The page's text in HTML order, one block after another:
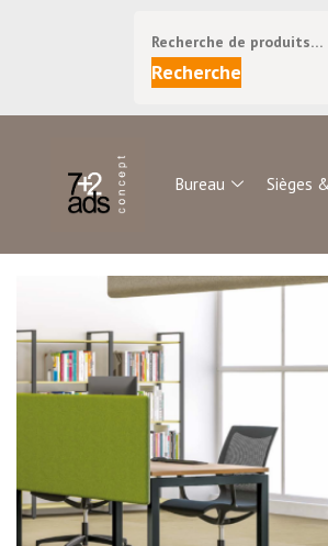
Recherche
Bureau Sièges